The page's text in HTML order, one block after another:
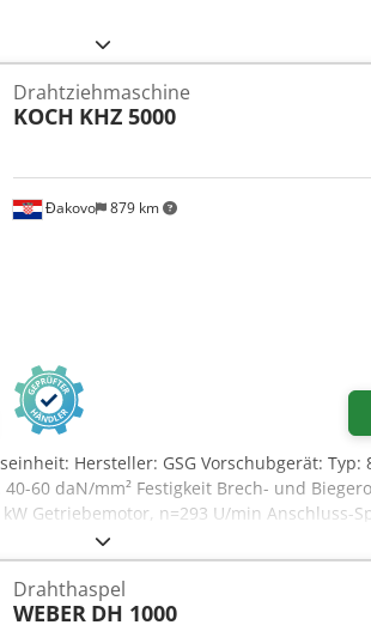
Đakovo 879 km
Drahtziehmaschine
KOCH KHZ 5000
Hersteller: GSG Vorschubgerät:
60 daN/mm² Festigkeit Brech- und
Getriebemotor, n=293 U/min Anschluss-
(z.B. Traxit Typ: D S 51 E)
kW Getriebemotoren Kassette: 2
ca. 40–60 daN/mm² Drahtbereich max.
max. Ø125mm,
Drahthaspel
WEBER DH 1000